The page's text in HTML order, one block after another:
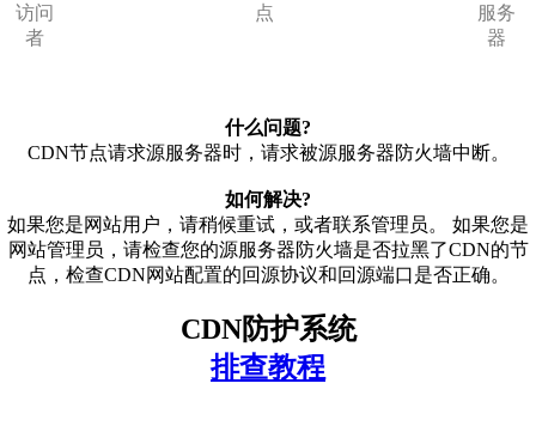
访问
者
点
服务
器
什么问题?
CDN节点请求源服务器时，请求被源服务器防火墙中断。
如何解决?
如果您是网站用户，请稍候重试，或者联系管理员。 如果您是
网站管理员，请检查您的源服务器防火墙是否拉黑了CDN的节
点，检查CDN网站配置的回源协议和回源端口是否正确。
CDN防护系统
排查教程